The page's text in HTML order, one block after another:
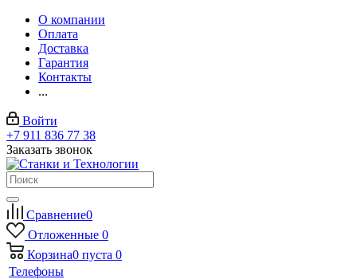
О компании
Оплата
Доставка
Гарантия
Контакты
...
Войти
+7 911 836 77 38
Заказать звонок
Сравнение0
Отложенные 0
Корзина0 пуста 0
Телефоны